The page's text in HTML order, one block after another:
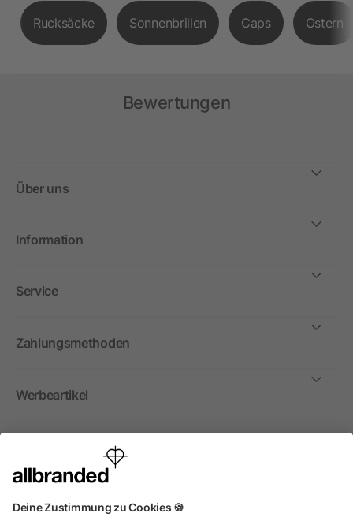
Rucksäcke Sonnenbrillen Caps Ostern
Bewertungen
Über uns
Information
Service
Zahlungsmethoden
Werbeartikel
International